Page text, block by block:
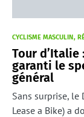
CYCLISME MASCULIN
Tour d’Italie
garanti le
général
Sans surprise, le
Lease a Bike) a